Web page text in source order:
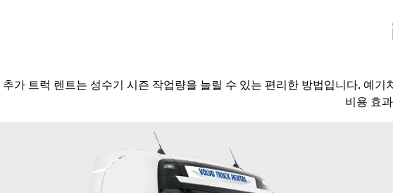
추가 트럭 렌트는 성수기 시즌 작업량을 늘릴 수 있는 편리한 방법입니다. 예
비용 효